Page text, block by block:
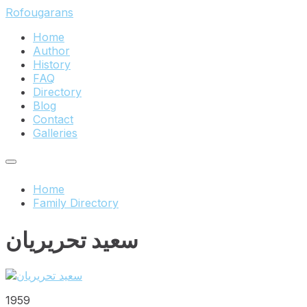
Skip
content
Skip
main
navigation
Skip
footer
Rofougarans
Home
Author
History
FAQ
Directory
Blog
Contact
Galleries
Home
Family Directory
سعید تحریریان
1959